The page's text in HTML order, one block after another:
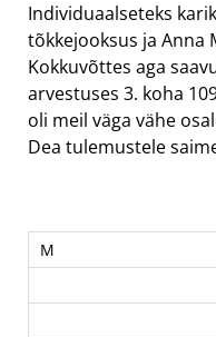
Individuaalseteks
tõkkejooksus ja Anna
Kokkuvõttes aga
arvestuses 3. koha
oli meil väga vähe
Dea tulemustele